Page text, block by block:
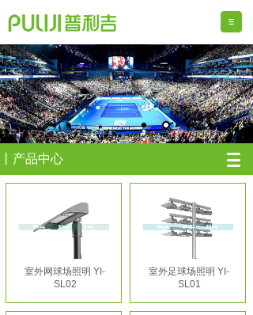
丨产品中心
室外网球场照明 YI-
SL02
室外足球场照明 YI-
SL01